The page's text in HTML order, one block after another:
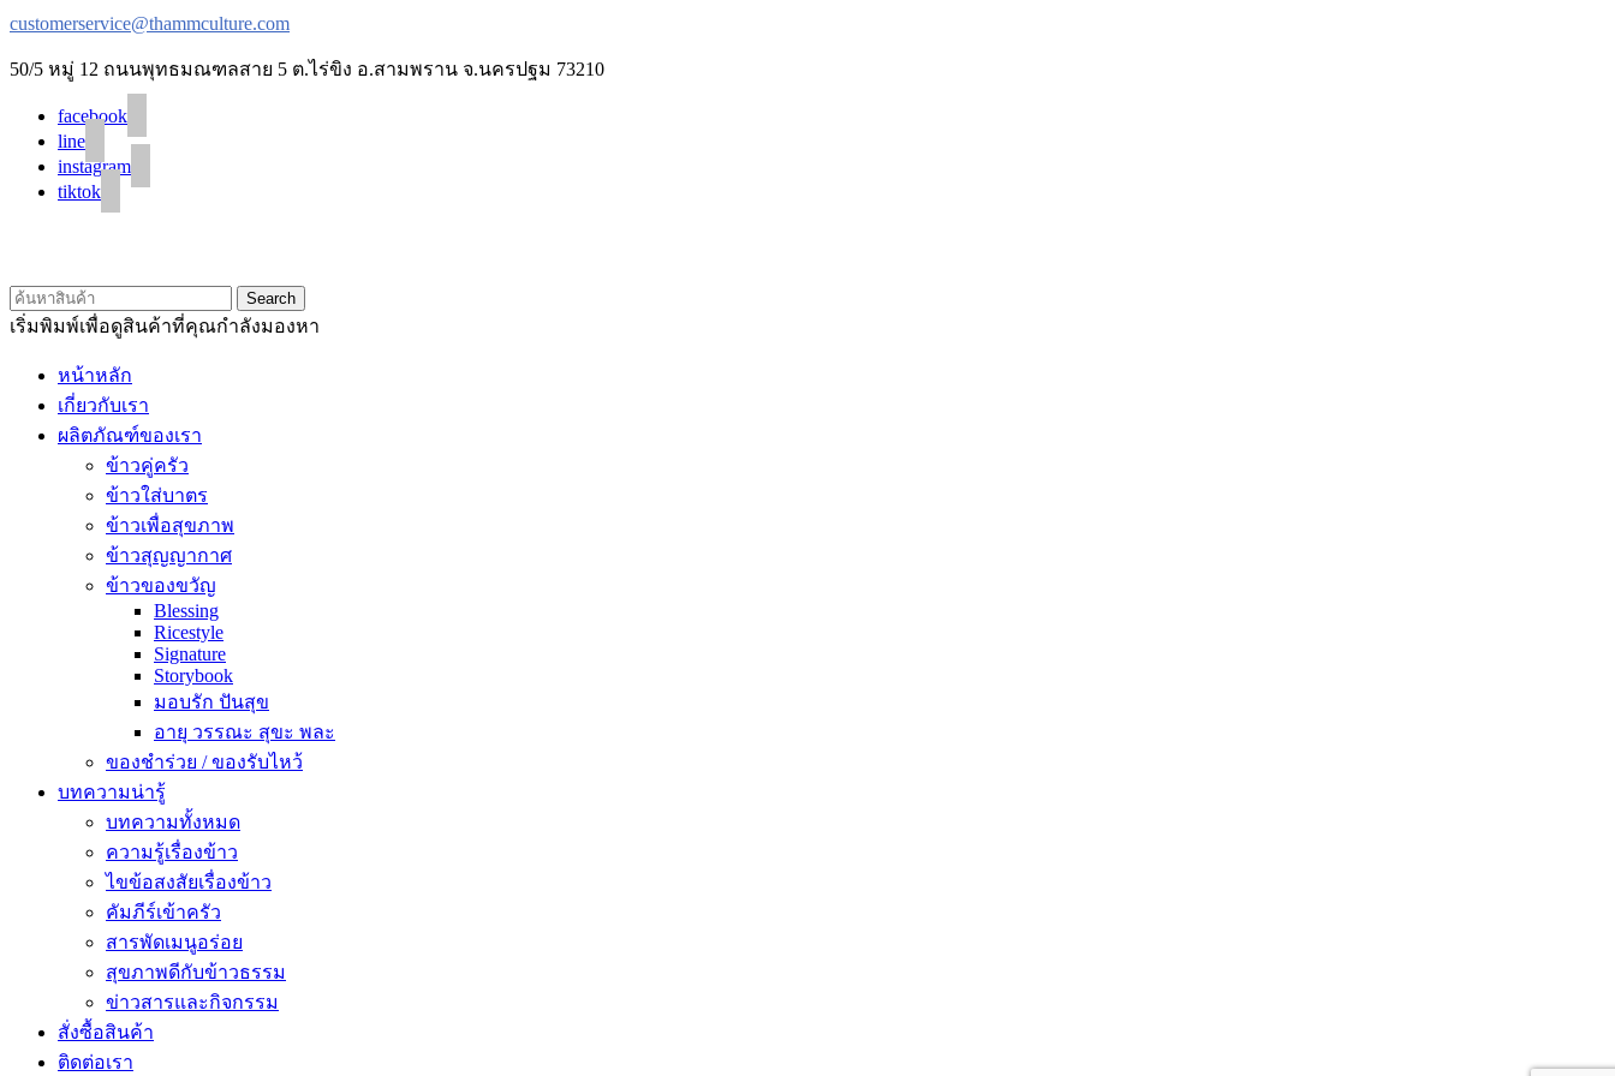
customerservice@thammculture.com
50/5 หมู่ 12 ถนนพุทธมณฑลสาย 5 ต.ไร่ขิง อ.สามพราน จ.นครปฐม 73210
facebook
line
instagram
tiktok
Search
เริ่มพิมพ์เพื่อดูสินค้าที่คุณกำลังมองหา
หน้าหลัก
เกี่ยวกับเรา
ผลิตภัณฑ์ของเรา
ข้าวคู่ครัว
ข้าวใส่บาตร
ข้าวเพื่อสุขภาพ
ข้าวสุญญากาศ
ข้าวของขวัญ
Blessing
Ricestyle
Signature
Storybook
มอบรัก ปันสุข
อายุ วรรณะ สุขะ พละ
ของชำร่วย / ของรับไหว้
บทความน่ารู้
บทความทั้งหมด
ความรู้เรื่องข้าว
ไขข้อสงสัยเรื่องข้าว
คัมภีร์เข้าครัว
สารพัดเมนูอร่อย
สุขภาพดีกับข้าวธรรม
ข่าวสารและกิจกรรม
สั่งซื้อสินค้า
ติดต่อเรา